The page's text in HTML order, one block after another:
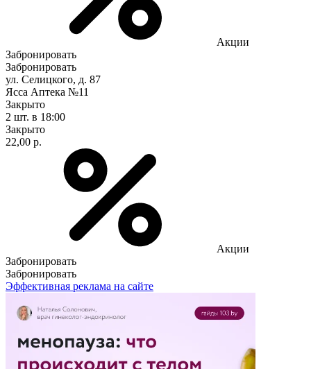
Акции
Забронировать
Забронировать
ул. Селицкого, д. 87
Ясса Аптека №11
Закрыто
2 шт. в 18:00
Закрыто
22,00 р.
Акции
Забронировать
Забронировать
Эффективная реклама на сайте